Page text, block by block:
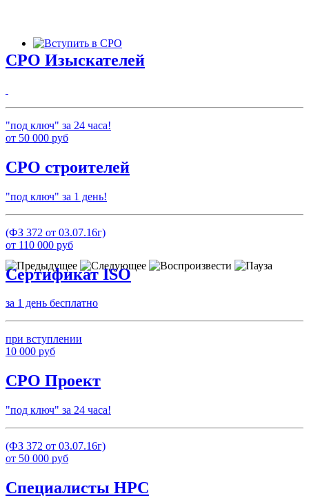
СРО Изыскателей
"под ключ" за 24 часа!
от 50 000 руб
СРО строителей
"под ключ" за 1 день!
(ФЗ 372 от 03.07.16г)
от 110 000 руб
Сертификат ISO
за 1 день бесплатно
при вступлении
10 000 руб
СРО Проект
"под ключ" за 24 часа!
(ФЗ 372 от 03.07.16г)
от 50 000 руб
Специалисты НРС